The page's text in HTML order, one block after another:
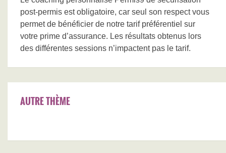
post-permis est obligatoire, car seul son respect vous
permet de bénéficier de notre tarif préférentiel sur
votre prime d’assurance. Les résultats obtenus lors
des différentes sessions n’impactent pas le tarif.
AUTRE THÈME